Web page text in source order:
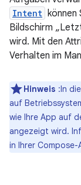
Intent
Bildschirm
wird. Mit den
Verhalten im
Hinweis :In
auf
wie Ihre App auf
angezeigt wird.
in Ihrer